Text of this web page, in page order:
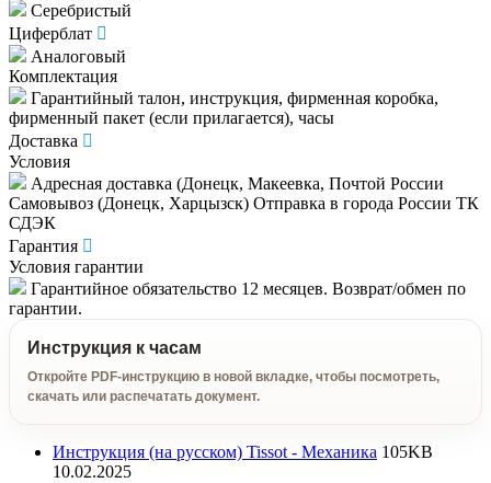
Серебристый
Циферблат
Аналоговый
Комплектация
Гарантийный талон, инструкция, фирменная коробка,
фирменный пакет (если прилагается), часы
Доставка
Условия
Адресная доставка (Донецк, Макеевка, Почтой России
Самовывоз (Донецк, Харцызск) Отправка в города России ТК
СДЭК
Гарантия
Условия гарантии
Гарантийное обязательство 12 месяцев. Возврат/обмен по
гарантии.
Инструкция к часам
Откройте PDF-инструкцию в новой вкладке, чтобы посмотреть,
скачать или распечатать документ.
Инструкция (на русском) Tissot - Механика 105KB
10.02.2025